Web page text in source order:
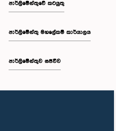
පාර්ලිමේන්තුවේ කටයුතු
පාර්ලිමේන්තු මහලේකම් කාර්යාලය
පාර්ලිමේන්තුව සජීවීව